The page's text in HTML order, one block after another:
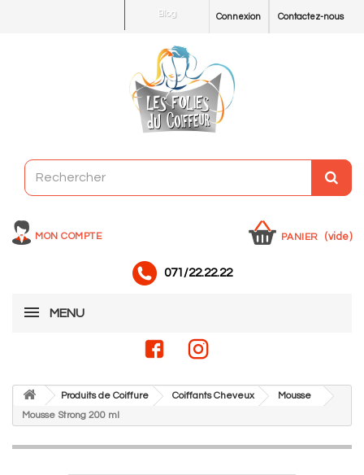
Contactez-nous
Connexion
Blog
MON COMPTE PANIER (vide)
071/22.22.22
MENU
Produits de Coiffure Coiffants Cheveux
Mousse
Mousse Strong 200 ml